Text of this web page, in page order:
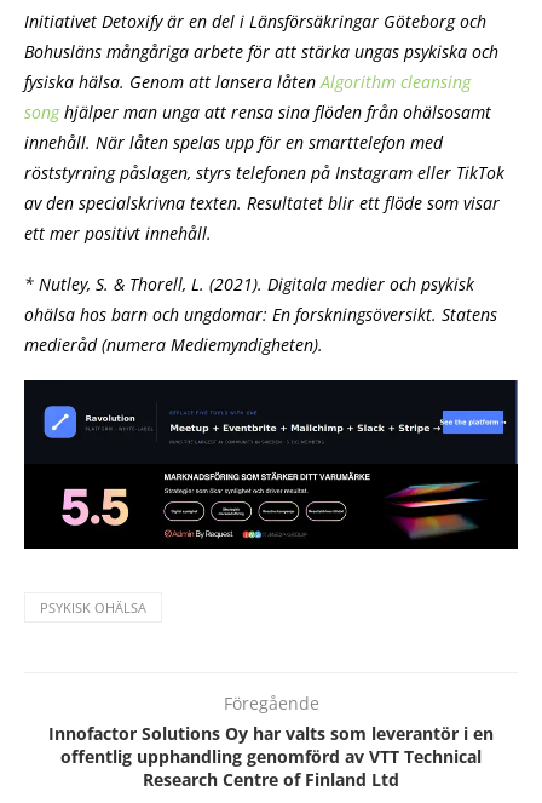
Initiativet Detoxify är en del i Länsförsäkringar Göteborg och
Bohusläns mångåriga arbete för att stärka ungas psykiska och
fysiska hälsa. Genom att lansera låtenAlgorithm cleansing
songhjälper man unga att rensa sina flöden från ohälsosamt
innehåll. När låten spelas upp för en smarttelefon med
röststyrning påslagen, styrs telefonen på Instagram eller TikTok
av den specialskrivna texten. Resultatet blir ett flöde som visar
ett mer positivt innehåll.
* Nutley, S. & Thorell, L. (2021). Digitala medier och psykisk
ohälsa hos barn och ungdomar: En forskningsöversikt. Statens
medieråd (numera Mediemyndigheten).
PSYKISK OHÄLSA
Föregående
Innofactor Solutions Oy har valts som leverantör i en
offentlig upphandling genomförd av VTT Technical
Research Centre of Finland Ltd